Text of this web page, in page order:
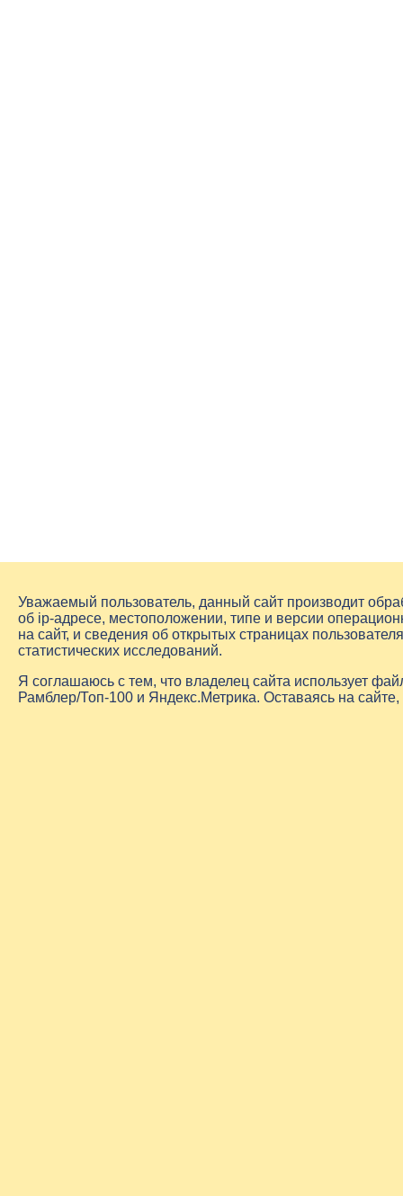
Уважаемый пользователь, данный сайт производит
об ip-адресе, местоположении, типе и версии
на сайт, и сведения об открытых страницах
статистических исследований.
Я соглашаюсь с тем, что владелец сайта использует
Рамблер/Топ-100 и Яндекс.Метрика. Оставаясь на